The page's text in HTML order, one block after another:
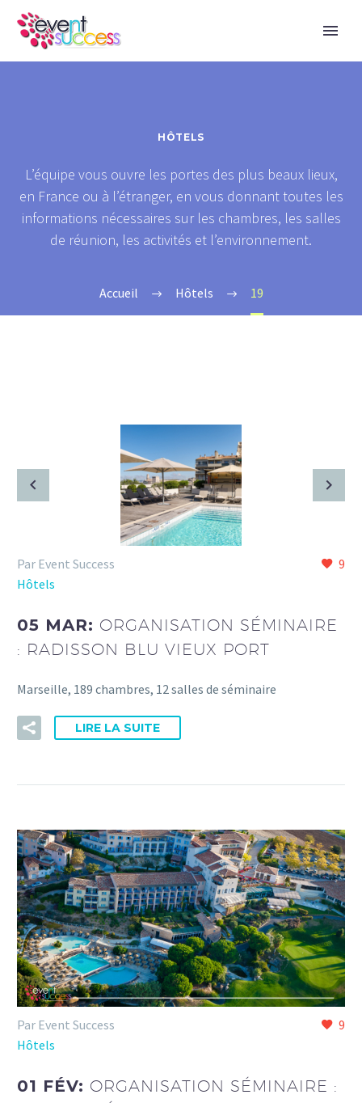
HÔTELS
L’équipe vous ouvre les portes des plus beaux lieux,
en France ou à l’étranger, en vous donnant toutes les
informations nécessaires sur les chambres, les salles
de réunion, les activités et l’environnement.
Accueil Hôtels 19
9
Par Event Success
Hôtels
05 MAR: ORGANISATION SÉMINAIRE
: RADISSON BLU VIEUX PORT
Marseille, 189 chambres, 12 salles de séminaire
LIRE LA SUITE
9
Par Event Success
Hôtels
01 FÉV: ORGANISATION SÉMINAIRE :